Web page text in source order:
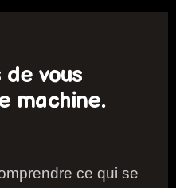
de vous
machine.
ce qui se